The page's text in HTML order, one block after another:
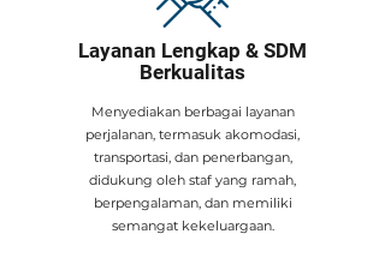
Layanan Lengkap & SDM
Berkualitas
​Menyediakan berbagai layanan
perjalanan, termasuk akomodasi,
transportasi, dan penerbangan,
didukung oleh staf yang ramah,
berpengalaman, dan memiliki
semangat kekeluargaan.